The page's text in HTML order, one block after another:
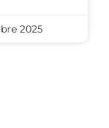
2025